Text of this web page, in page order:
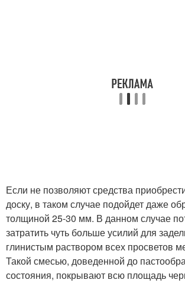
Если не позволяют средства
доску, в таком случае подойдет даже
толщиной 25-30 мм. В данном случае
затратить чуть больше усилий для
глинистым раствором всех просветов
Такой смесью, доведенной до
состояния, покрывают всю площадь